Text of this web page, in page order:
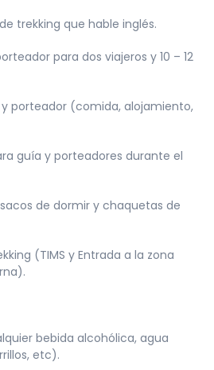
trekking que hable inglés.
para dos viajeros y 10 – 12
porteador (comida, alojamiento,
guía y porteadores durante el
de dormir y chaquetas de
(TIMS y Entrada a la zona
bebida alcohólica, agua
etc).